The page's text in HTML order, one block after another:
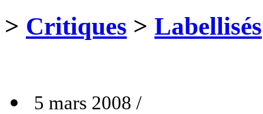
> Critiques > Labellisés
5 mars 2008 /